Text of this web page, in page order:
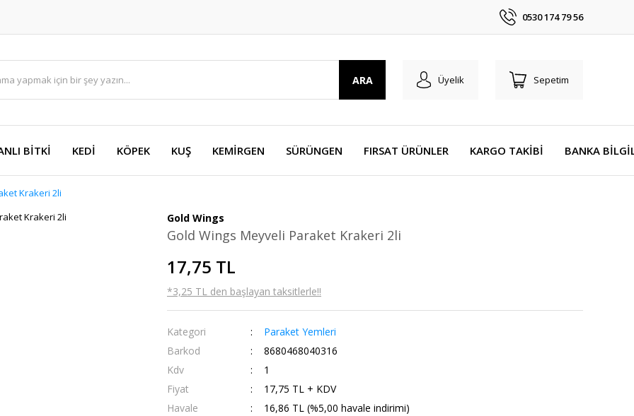
0530 174 79 56
ARA Üyelik Sepetim
BİTKİ KEDİ KÖPEK KUŞ KEMİRGEN SÜRÜNGEN FIRSAT ÜRÜNLER KARGO TAKİBİ BANKA
Krakeri 2li
Gold Wings
Gold Wings Meyveli Paraket Krakeri 2li
17,75 TL
*3,25 TL den başlayan taksitlerle!!
Kategori
Paraket Yemleri
Barkod
8680468040316
Kdv
1
Fiyat
17,75 TL + KDV
Havale
16,86 TL (%5,00 havale indirimi)